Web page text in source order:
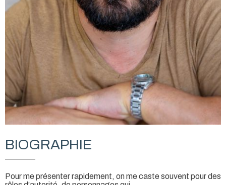
BIOGRAPHIE
Pour me présenter rapidement, on me caste souvent pour des